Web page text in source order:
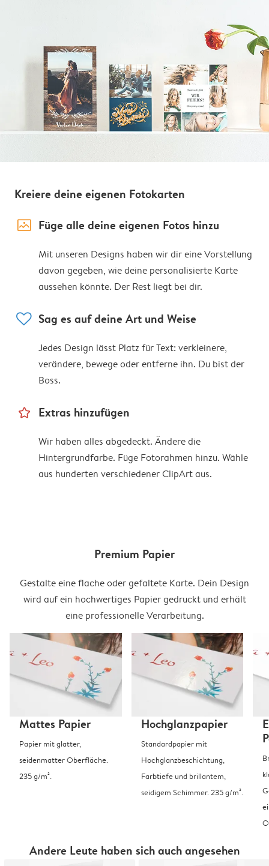
Kreiere deine eigenen Fotokarten
image_placeholder Füge alle deine eigenen Fotos hinzu
Mit unseren Designs haben wir dir eine Vorstellung
davon gegeben, wie deine personalisierte Karte
aussehen könnte. Der Rest liegt bei dir.
heart Sag es auf deine Art und Weise
Jedes Design lässt Platz für Text: verkleinere,
verändere, bewege oder entferne ihn. Du bist der
Boss.
star_outline Extras hinzufügen
Wir haben alles abgedeckt. Ändere die
Hintergrundfarbe. Füge Fotorahmen hinzu. Wähle
aus hunderten verschiedener ClipArt aus.
Premium Papier
Gestalte eine flache oder gefaltete Karte. Dein Design
wird auf ein hochwertiges Papier gedruckt und erhält
eine professionelle Verarbeitung.
Mattes Papier
Papier mit glatter,
seidenmatter Oberfläche.
235 g/m².
Hochglanzpapier
Standardpapier mit
Hochglanzbeschichtung,
Farbtiefe und brillantem,
seidigem Schimmer. 235 g/m².
Andere Leute haben sich auch angesehen